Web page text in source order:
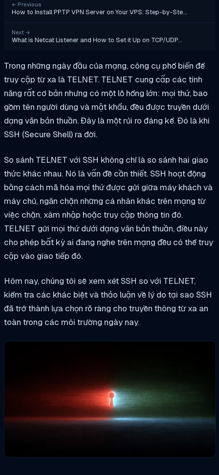
← Previous
How to Install PPTP VPN Server on Your VPS: Step-by-Ste…
Next →
What is Netcat Listener and How to Set it Up on TCP/UDP…
Trong những ngày đầu của mạng, công cụ phổ biến để
truy cập từ xa là TELNET. TELNET cung cấp các tính
năng rất cơ bản nhưng có một lỗ hổng lớn: mọi thứ, bao
gồm tên người dùng và mật khẩu, đều được truyền dưới
dạng văn bản thuần. Đây là một rủi ro đáng kể. Đó là khi
SSH (Secure Shell) ra đời.
So sánh TELNET với SSH không chỉ là so sánh hai giao
thức khác nhau. Nó là vấn đề cần thiết. SSH hoạt động
bằng cách mã hóa mọi thứ được gửi giữa máy khách và
máy chủ, ngăn chặn những cá nhân khác trên mạng từ
việc chặn, xâm nhập hoặc truy cập thông tin đó.
TELNET gửi mọi thứ dưới dạng văn bản thuần, điều này
cho phép bất kỳ ai đang nghe trên mạng đều có thể truy
cập vào giao tiếp đó.
Hôm nay, chúng tôi sẽ xem xét SSH so với TELNET,
kiểm tra các khác biệt và thảo luận về lý do tại sao SSH
đã trở thành lựa chọn rõ ràng cho truyền thông từ xa an
toàn trong các môi trường ngày nay.